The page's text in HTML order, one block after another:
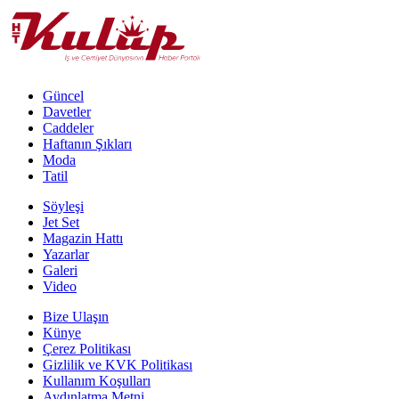
Güncel
Davetler
Caddeler
Haftanın Şıkları
Moda
Tatil
Söyleşi
Jet Set
Magazin Hattı
Yazarlar
Galeri
Video
Bize Ulaşın
Künye
Çerez Politikası
Gizlilik ve KVK Politikası
Kullanım Koşulları